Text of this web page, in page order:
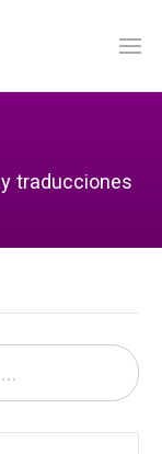
traducciones